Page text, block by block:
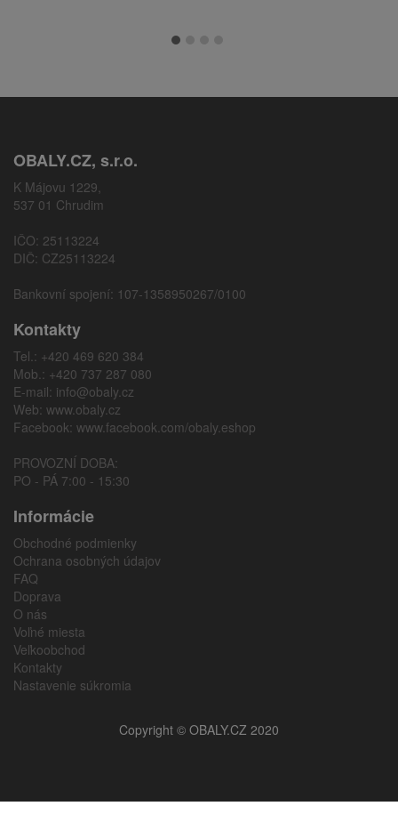
OBALY.CZ, s.r.o.
K Májovu 1229,
537 01 Chrudim
IČO: 25113224
DIČ: CZ25113224
Bankovní spojení: 107-1358950267/0100
Kontakty
Tel.: +420 469 620 384
Mob.: +420 737 287 080
E-mail: info@obaly.cz
Web: www.obaly.cz
Facebook: www.facebook.com/obaly.eshop
PROVOZNÍ DOBA:
PO - PÁ 7:00 - 15:30
Informácie
Obchodné podmienky
Ochrana osobných údajov
FAQ
Doprava
O nás
Voľné miesta
Veľkoobchod
Kontakty
Nastavenie súkromia
Copyright © OBALY.CZ 2020